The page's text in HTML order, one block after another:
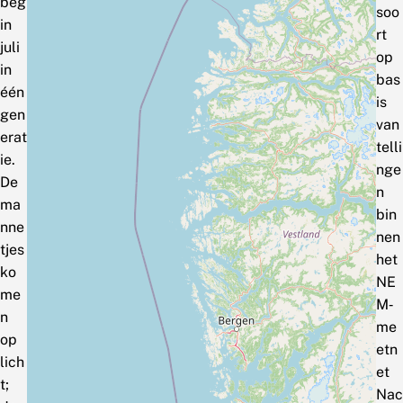
in
juli
in
één
gen
erat
ie.
De
ma
nne
tjes
ko
me
n
op
lich
t;
soo
rt
op
bas
is
van
telli
nge
n
bin
nen
het
NE
M‑
me
etn
et
Nac